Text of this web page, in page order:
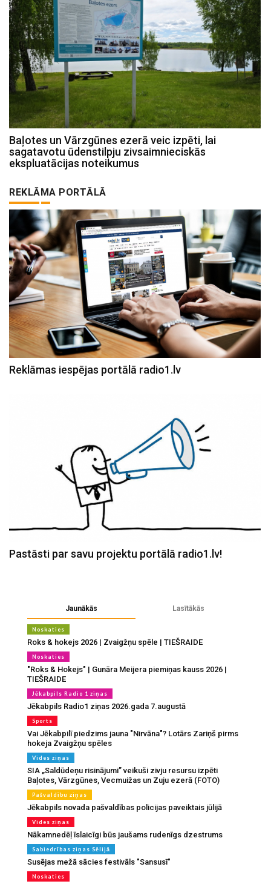
Baļotes un Vārzgūnes ezerā veic izpēti, lai
sagatavotu ūdenstilpju zivsaimnieciskās
ekspluatācijas noteikumus
REKLĀMA PORTĀLĀ
Reklāmas iespējas portālā radio1.lv
Pastāsti par savu projektu portālā radio1.lv!
Jaunākās Lasītākās
Noskaties
Roks & hokejs 2026 | Zvaigžņu spēle | TIEŠRAIDE
Noskaties
"Roks & Hokejs" | Gunāra Meijera piemiņas kauss 2026 |
TIEŠRAIDE
Jēkabpils Radio 1 ziņas
Jēkabpils Radio1 ziņas 2026.gada 7.augustā
Sports
Vai Jēkabpilī piedzims jauna "Nirvāna"? Lotārs Zariņš pirms
hokeja Zvaigžņu spēles
Vides ziņas
SIA „Saldūdeņu risinājumi” veikuši zivju resursu izpēti
Baļotes, Vārzgūnes, Vecmuižas un Zuju ezerā (FOTO)
Pašvaldību ziņas
Jēkabpils novada pašvaldības policijas paveiktais jūlijā
Vides ziņas
Nākamnedēļ īslaicīgi būs jaušams rudenīgs dzestrums
Sabiedrības ziņas Sēlijā
Susējas mežā sācies festivāls "Sansusī"
Noskaties